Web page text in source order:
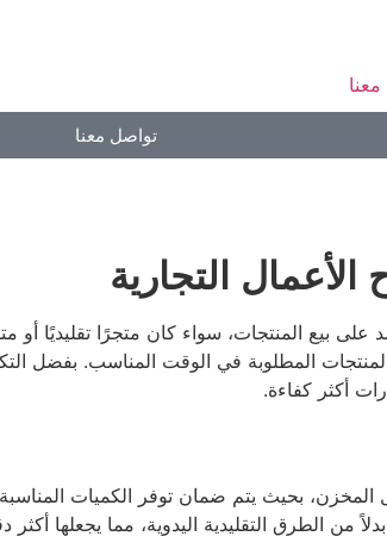
تواصل معنا
الأعمال التجارية
بيع المنتجات، سواء كان متجرًا تقليديًا
المطلوبة في الوقت المناسب. بفضل
أكثر كفاءة.
المخزن، بحيث يتم ضمان توفر الكميات
من الطرق التقليدية اليدوية، مما يجعلها أكثر